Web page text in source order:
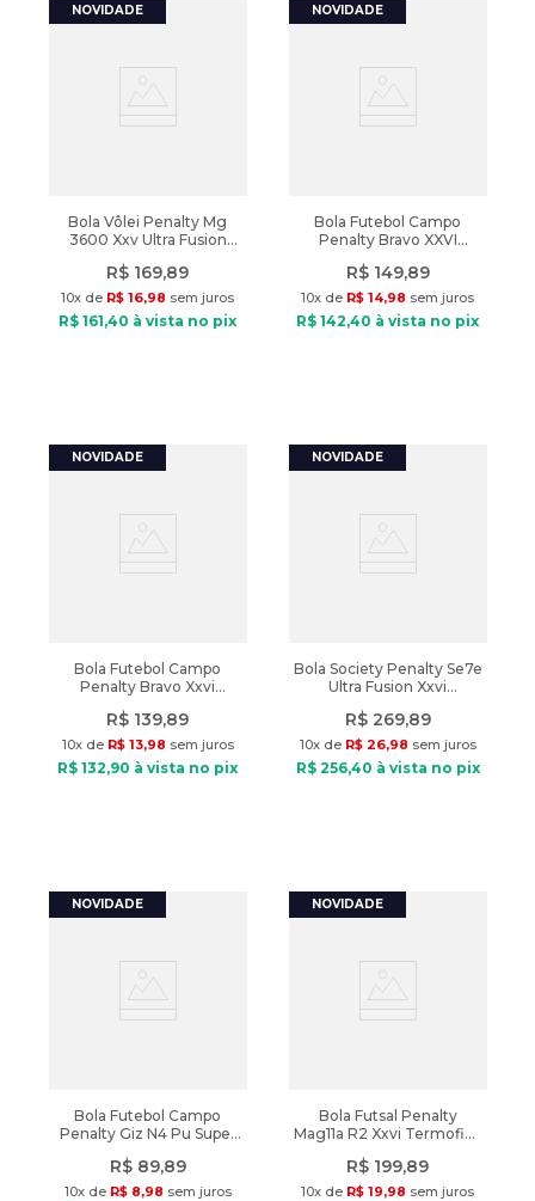
Bola Vôlei Penalty Mg
3600 Xxv Ultra Fusion
R$ 169,89
10x de R$ 16,98 sem juros
R$ 161,40 à vista no pix
Bola Futebol Campo
Penalty Bravo XXVI
R$ 149,89
10x de R$ 14,98 sem juros
R$ 142,40 à vista no pix
Bola Futebol Campo
Penalty Bravo Xxvi
R$ 139,89
10x de R$ 13,98 sem juros
R$ 132,90 à vista no pix
Bola Society Penalty Se7e
Ultra Fusion Xxvi
R$ 269,89
10x de R$ 26,98 sem juros
R$ 256,40 à vista no pix
Bola Futebol Campo
Penalty Giz N4 Pu Super
R$ 89,89
10x de R$ 8,98 sem juros
Bola Futsal Penalty
Mag11a R2 Xxvi Termofixo
R$ 199,89
10x de R$ 19,98 sem juros